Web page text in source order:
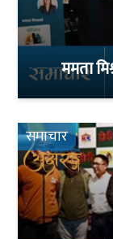
ममता
समाचार